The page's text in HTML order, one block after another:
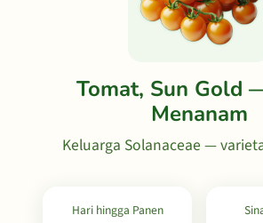
Tomat, Sun Gold
Menanam
Keluarga Solanaceae —
Hari hingga Panen